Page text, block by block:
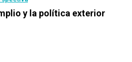
y la política exterior